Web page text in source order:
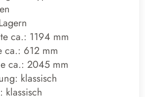
ca.: 1194 mm
ca.: 612 mm
ca.: 2045 mm
klassisch
klassisch